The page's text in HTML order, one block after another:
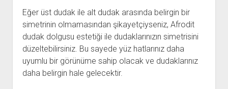
Eğer üst dudak ile alt dudak arasında belirgin bir
simetrinin olmamasından şikayetçiyseniz, Afrodit
dudak dolgusu estetiği ile dudaklarınızın simetrisini
düzeltebilirsiniz. Bu sayede yüz hatlarınız daha
uyumlu bir görünüme sahip olacak ve dudaklarınız
daha belirgin hale gelecektir.